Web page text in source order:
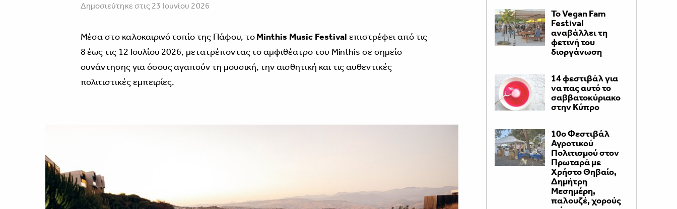
Δημοσιεύτηκε στις 23 Ιουνίου 2026
Μέσα στο καλοκαιρινό τοπίο της Πάφου, τοMinthis Music Festival επιστρέφει από τις
8 έως τις 12 Ιουλίου 2026, μετατρέποντας το αμφιθέατρο του Minthis σε σημείο
συνάντησης για όσους αγαπούν τη μουσική, την αισθητική και τις αυθεντικές
πολιτιστικές εμπειρίες.
Το Vegan Fam
Festival
αναβάλλει τη
φετινή του
διοργάνωση
14 φεστιβάλ για
να πας αυτό το
σαββατοκύριακο
στην Κύπρο
10ο Φεστιβάλ
Αγροτικού
Πολιτισμού στον
Πρωταρά με
Χρήστο Θηβαίο,
Δημήτρη
Μεσημέρη,
παλουζέ, χορούς